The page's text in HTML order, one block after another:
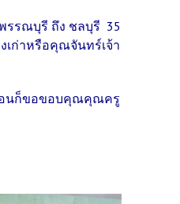
รรณบุรี ถึง ชลบุรี 35
เก่าหรือคุณจันทร์เจ้า
ก็ขอขอบคุณคุณครู